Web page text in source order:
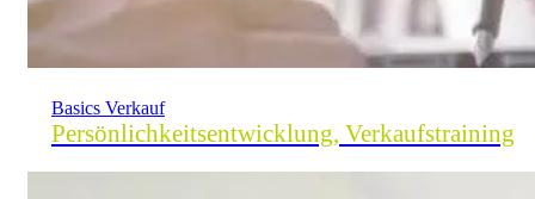
Basics Verkauf
Persönlichkeitsentwicklung, Verkaufstraining